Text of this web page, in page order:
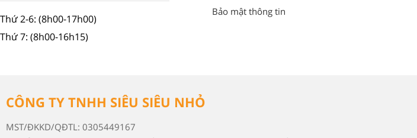
Thứ 2-6: (8h00-17h00)
Thứ 7: (8h00-16h15)
Bảo mật thông tin
CÔNG TY TNHH SIÊU SIÊU NHỎ
MST/ĐKKD/QĐTL: 0305449167